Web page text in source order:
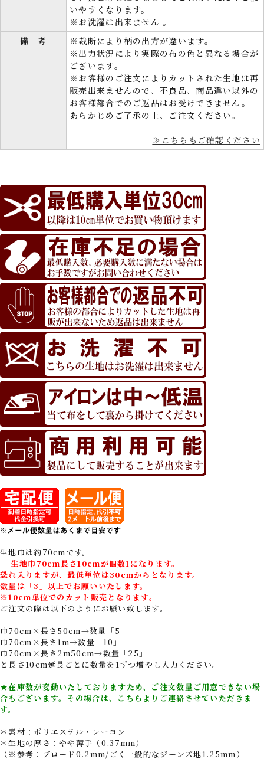
いやすくなります。
※お洗濯は出来ません 。
備 考
※裁断により柄の出方が違います。
※出力状況により実際の布の色と異なる場合が
ございます。
※お客様のご注文によりカットされた生地は再
販売出来ませんので、不良品、商品違い以外の
お客様都合でのご返品はお受けできません。
あらかじめご了承の上、ご注文ください。
≫こちらもご確認ください
生地巾は約70cmです。
生地巾70cm長さ10cmが個数1になります。
恐れ入りますが、最低単位は30cmからとなります。
数量は「3」以上でお願いいたします。
※10cm単位でのカット販売となります。
ご注文の際は以下のようにお願い致します。
巾70cm×長さ50cm→数量「5」
巾70cm×長さ1m→数量「10」
巾70cm×長さ2m50cm→数量「25」
と長さ10cm延長ごとに数量を1ずつ増やし入力ください。
★在庫数が変動いたしておりますため、ご注文数量ご用意できない場
合もございます。その場合は、こちらよりご連絡させていただきま
す。
＊素材：ポリエステル・レーヨン
＊生地の厚さ：やや薄手（0.37mm）
（※参考：ブロード0.2mm/ごく一般的なジーンズ地1.25mm）